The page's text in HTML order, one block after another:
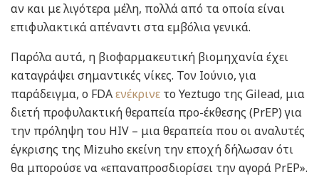
αν και με λιγότερα μέλη, πολλά από τα οποία είναι
επιφυλακτικά απέναντι στα εμβόλια γενικά.
Παρόλα αυτά, η βιοφαρμακευτική βιομηχανία έχει
καταγράψει σημαντικές νίκες. Τον Ιούνιο, για
παράδειγμα, ο FDAενέκρινε το Yeztugo της Gilead, μια
διετή προφυλακτική θεραπεία προ-έκθεσης (PrEP) για
την πρόληψη του HIV – μια θεραπεία που οι αναλυτές
έγκρισης της Mizuho εκείνη την εποχή δήλωσαν ότι
θα μπορούσε να «επαναπροσδιορίσει την αγορά PrEP».